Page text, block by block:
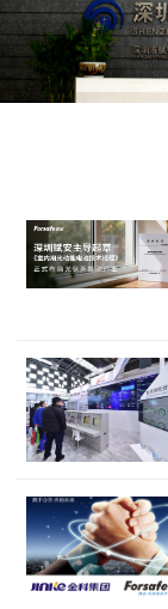
剧院、会议展览
育馆、大型仓库
间等，其建筑结
火灾隐患多。一
传统的火灾关测
及时缺发，不能
和有效扑救火火
力和闲难，同时
巨大的经济损失
响，基至还会造
亡。图像型火灾
是针对这种高大
物的消防设施、
现场图像的实时
处理和特征提取